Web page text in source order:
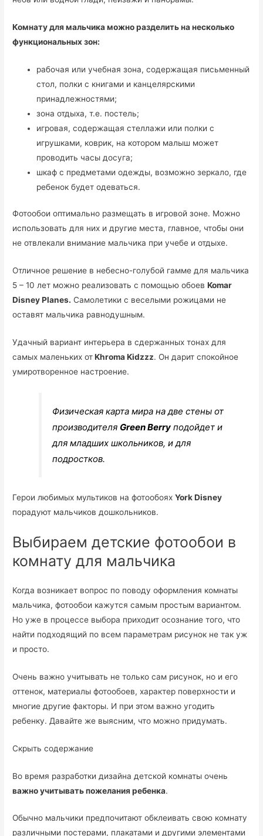
Комнату для мальчика можно разделить на несколько
функциональных зон:
рабочая или учебная зона, содержащая письменный
стол, полки с книгами и канцелярскими
принадлежностями;
зона отдыха, т.е. постель;
игровая, содержащая стеллажи или полки с
игрушками, коврик, на котором малыш может
проводить часы досуга;
шкаф с предметами одежды, возможно зеркало, где
ребенок будет одеваться.
Фотообои оптимально размещать в игровой зоне. Можно
использовать для них и другие места, главное, чтобы они
не отвлекали внимание мальчика при учебе и отдыхе.
Отличное решение в небесно-голубой гамме для мальчика
5 – 10 лет можно реализовать с помощью обоевKomar
Disney Planes. Самолетики с веселыми рожицами не
оставят мальчика равнодушным.
Удачный вариант интерьера в сдержанных тонах для
самых маленьких отKhroma Kidzzz. Он дарит спокойное
умиротворенное настроение.
Физическая карта мира на две стены от
производителя Green Berry подойдет и
для младших школьников, и для
подростков.
Герои любимых мультиков на фотообояхYork Disney
порадуют мальчиков дошкольников.
Выбираем детские фотообои в
комнату для мальчика
Когда возникает вопрос по поводу оформления комнаты
мальчика, фотообои кажутся самым простым вариантом.
Но уже в процессе выбора приходит осознание того, что
найти подходящий по всем параметрам рисунок не так уж
и просто.
Очень важно учитывать не только сам рисунок, но и его
оттенок, материалы фотообоев, характер поверхности и
многие другие факторы. И при этом важно угодить
ребенку. Давайте же выясним, что можно придумать.
Скрыть содержание
Во время разработки дизайна детской комнаты очень
важно учитывать пожелания ребенка.
Обычно мальчики предпочитают обклеивать свою комнату
различными постерами, плакатами и другими элементами